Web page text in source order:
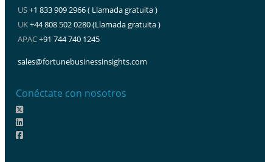
US+1 833 909 2966 ( Llamada gratuita )
UK+44 808 502 0280 (Llamada gratuita )
APAC+91 744 740 1245
sales@fortunebusinessinsights.com
Conéctate con nosotros